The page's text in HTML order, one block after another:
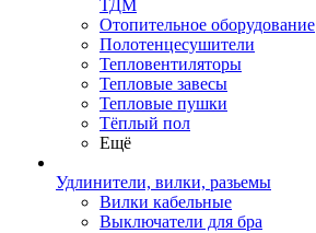
ТДМ
Отопительное оборудование
Полотенцесушители
Тепловентиляторы
Тепловые завесы
Тепловые пушки
Тёплый пол
Ещё
Удлинители, вилки, разьемы
Вилки кабельные
Выключатели для бра